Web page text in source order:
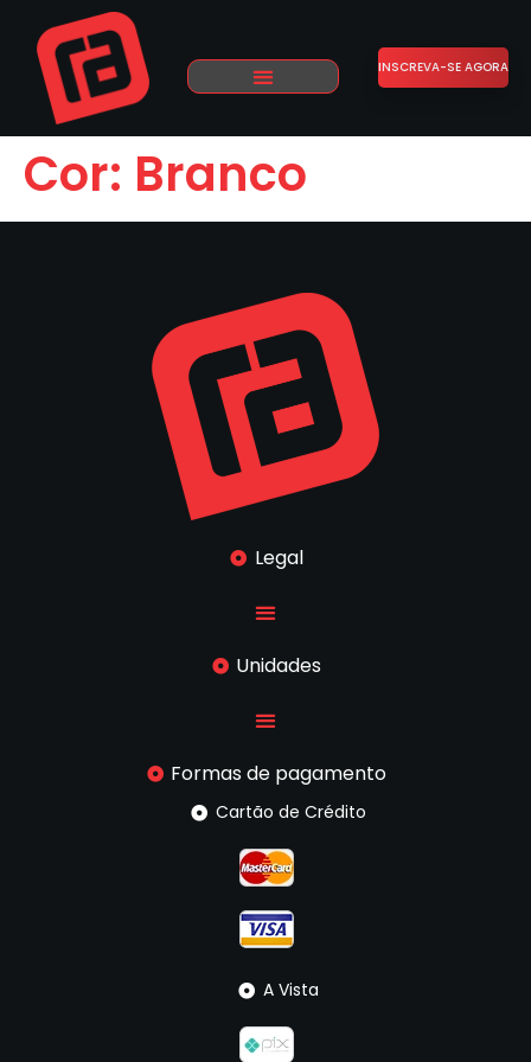
INSCREVA-SE AGORA
Cor: Branco
Legal
Unidades
Formas de pagamento
Cartão de Crédito
A Vista